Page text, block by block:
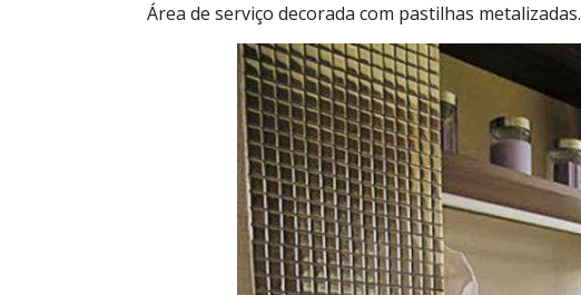
Área de serviço decorada com pastilhas metalizadas.